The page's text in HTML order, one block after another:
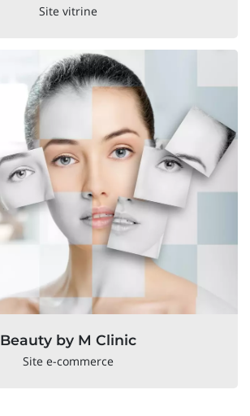
Site vitrine
Beauty by M Clinic
Site e-commerce